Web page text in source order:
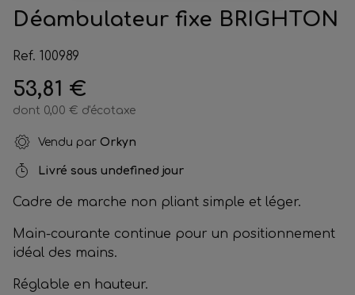
Déambulateur fixe BRIGHTON
Ref. 100989
53,81 €
dont 0,00 € d'écotaxe
Vendu par Orkyn
Livré sous undefined jour
Cadre de marche non pliant simple et léger.
Main-courante continue pour un positionnement
idéal des mains.
Réglable en hauteur.